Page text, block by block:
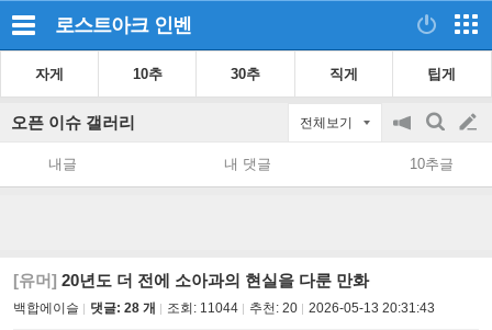
로스트아크 인벤
자게 10추 30추 직게 팁게
오픈 이슈 갤러리 전체보기
공
지
on/off
검
색
글
쓰
내글 내 댓글 10추글
[유머] 20년도 더 전에 소아과의 현실을 다룬 만화
백합에이슬 댓글: 28 개 조회: 11044 추천: 20 2026-05-13 20:31:43